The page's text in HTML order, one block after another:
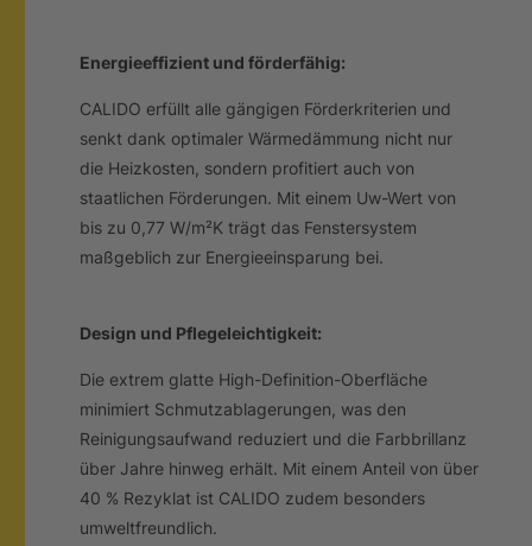
Energieeffizient und förderfähig:
CALIDO erfüllt alle gängigen Förderkriterien und
senkt dank optimaler Wärmedämmung nicht nur
die Heizkosten, sondern profitiert auch von
staatlichen Förderungen. Mit einem Uw-Wert von
bis zu 0,77 W/m²K trägt das Fenstersystem
maßgeblich zur Energieeinsparung bei.
Design und Pflegeleichtigkeit:
Die extrem glatte High-Definition-Oberfläche
minimiert Schmutzablagerungen, was den
Reinigungsaufwand reduziert und die Farbbrillanz
über Jahre hinweg erhält. Mit einem Anteil von über
40 % Rezyklat ist CALIDO zudem besonders
umweltfreundlich.